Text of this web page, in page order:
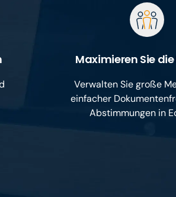
Maximieren Sie die
Verwalten Sie große
einfacher
Abstimmungen in